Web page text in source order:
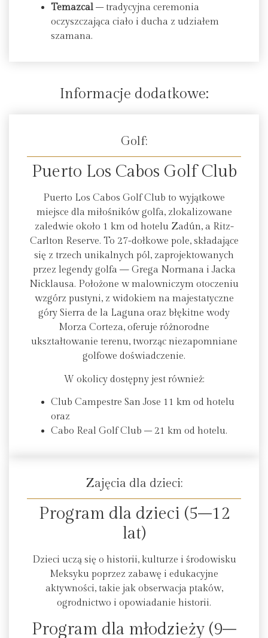
Temazcal – tradycyjna ceremonia
oczyszczająca ciało i ducha z udziałem
szamana.
Informacje dodatkowe:
Golf:
Puerto Los Cabos Golf Club
Puerto Los Cabos Golf Club to wyjątkowe
miejsce dla miłośników golfa, zlokalizowane
zaledwie około 1 km od hotelu Zadún, a Ritz-
Carlton Reserve. To 27-dołkowe pole, składające
się z trzech unikalnych pól, zaprojektowanych
przez legendy golfa — Grega Normana i Jacka
Nicklausa. Położone w malowniczym otoczeniu
wzgórz pustyni, z widokiem na majestatyczne
góry Sierra de la Laguna oraz błękitne wody
Morza Corteza, oferuje różnorodne
ukształtowanie terenu, tworząc niezapomniane
golfowe doświadczenie.
W okolicy dostępny jest również:
Club Campestre San Jose 11 km od hotelu
oraz
Cabo Real Golf Club – 21 km od hotelu.
Zajęcia dla dzieci:
Program dla dzieci (5–12
lat)
Dzieci uczą się o historii, kulturze i środowisku
Meksyku poprzez zabawę i edukacyjne
aktywności, takie jak obserwacja ptaków,
ogrodnictwo i opowiadanie historii.
Program dla młodzieży (9–